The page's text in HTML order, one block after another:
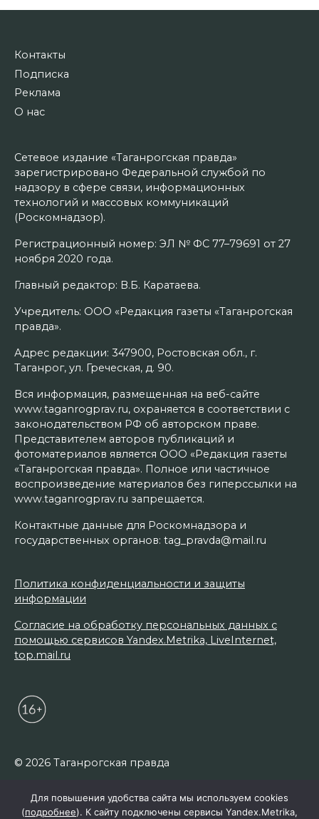
Контакты
Подписка
Реклама
О нас
Сетевое издание «Таганрогская правда»
зарегистрировано Федеральной службой по
надзору в сфере связи, информационных
технологий и массовых коммуникаций
(Роскомнадзор).
Регистрационный номер: ЭЛ № ФС 77–79691 от 27
ноября 2020 года.
Главный редактор: В.Б. Каратаева.
Учредитель: ООО «Редакция газеты «Таганрогская
правда».
Адрес редакции: 347900, Ростовская обл., г.
Таганрог, ул. Греческая, д. 90.
Вся информация, размещенная на веб-сайте
www.taganrogprav.ru, охраняется в соответствии с
законодательством РФ об авторском праве.
Представителем авторов публикаций и
фотоматериалов является ООО «Редакция газеты
«Таганрогская правда». Полное или частичное
воспроизведение материалов без гиперссылки на
www.taganrogprav.ru запрещается.
Контактные данные для Роскомнадзора и
государственных органов: tag_pravda@mail.ru
Политика конфиденциальности и защиты
информации
Согласие на обработку персональных данных с
помощью сервисов Yandex.Metrika, LiveInternet,
top.mail.ru
© 2026 Таганрогская правда
Для повышения удобства сайта мы используем cookies
(подробнее). К сайту подключены сервисы Yandex.Metrika,